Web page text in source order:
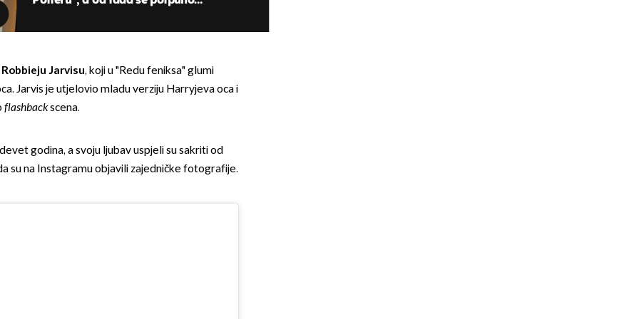
Robbieju Jarvisu, koji u "Redu feniksa" glumi
Jarvis je utjelovio mladu verziju Harryjeva oca i
flashbackscena.
godina, a svoju ljubav uspjeli su sakriti od
su na Instagramu objavili zajedničke fotografije.